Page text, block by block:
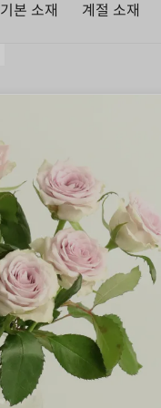
기본 소재 계절 소재